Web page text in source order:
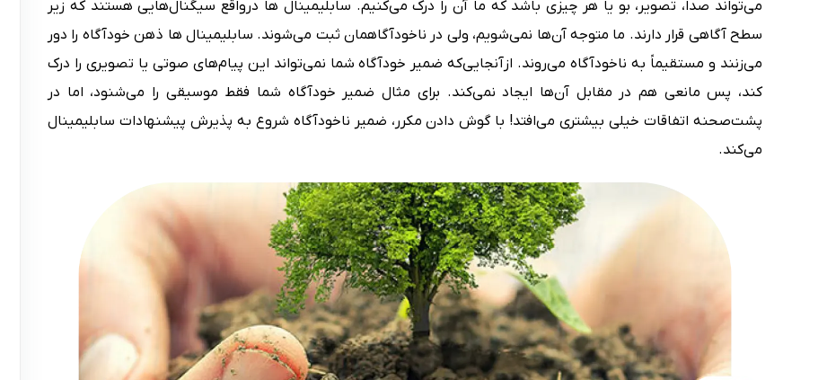
می‌تواند صدا، تصویر، بو یا هر چیزی باشد که ما آن را درک می‌کنیم. سابلیمینال ها درواقع سیگنال‌هایی هستند که زیر
سطح آگاهی قرار دارند. ما متوجه آن‌ها نمی‌شویم، ولی در ناخودآگاهمان ثبت می‌شوند. سابلیمینال ‌ها ذهن خودآگاه را دور
می‌زنند و مستقیماً به ناخودآگاه می‌روند. ازآنجایی‌که ضمیر خودآگاه شما نمی‌تواند این پیام‌های صوتی یا تصویری را درک
‌کند، پس مانعی هم در مقابل آن‌ها ایجاد نمی‌کند. برای مثال ضمیر خودآگاه شما فقط موسیقی را می‌شنود، اما در
پشت‌صحنه اتفاقات خیلی بیشتری می‌افتد! با گوش دادن مکرر، ضمیر ناخودآگاه شروع به پذیرش پیشنهادات سابلیمینال
می‌کند.